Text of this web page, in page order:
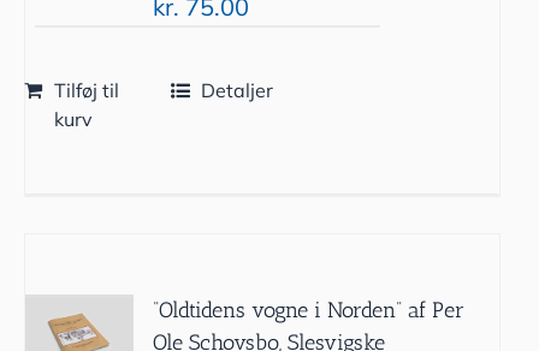
kr. 75.00
Tilføj til
kurv
Detaljer
”Oldtidens vogne i Norden” af Per
Ole Schovsbo, Slesvigske